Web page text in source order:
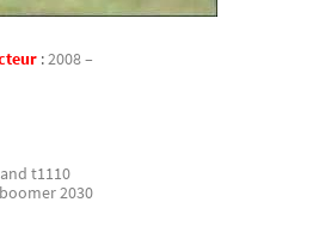
:2008 –
t1110
2030